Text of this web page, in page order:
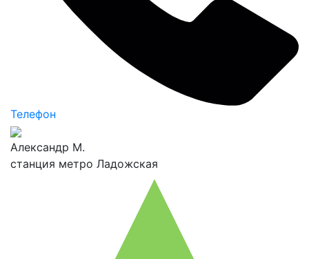
Телефон
Александр М.
станция метро Ладожская